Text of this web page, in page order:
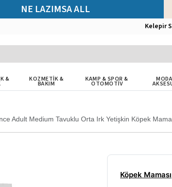
NE LAZIMSA ALL
Kelepir
& KOZMETİK &
BAKIM
KAMP & SPOR &
OTOMOTİV
Adult Medium Tavuklu Orta Irk Yetişkin Köpek
Köpek Maması